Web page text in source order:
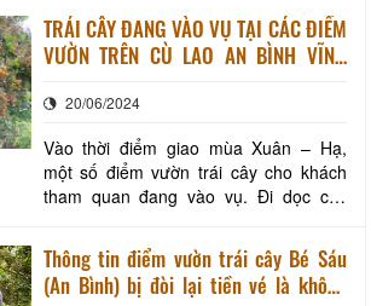
dòng Cổ Chiên mà chưa thưởng thức
một loại trái cây đặc sản, thơm ngon
vào mỗi độ hè sang thì xem như du
c
TRÁI CÂY ĐANG VÀO VỤ TẠI CÁC ĐIỂM
VƯỜN TRÊN CÙ LAO AN BÌNH VĨNH
20/06/2024
Vào thời điểm giao mùa Xuân – Hạ,
một số điểm vườn trái cây cho khách
tham quan đang vào vụ. Đi dọc các
dễ dàng bắt gặp các bảng hiệu giới
thiệu các dịch vụ hấp dẫn, loại trái cây
chính phục vụ du khách vào mùa này
Thông tin điểm vườn trái cây Bé Sáu
(An Bình) bị đòi lại tiền vé là không